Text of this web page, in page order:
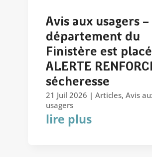
Avis aux usagers –
département du
Finistère est
ALERTE
sécheresse
21 Juil 2026 | Articles, Avis
usagers
lire plus